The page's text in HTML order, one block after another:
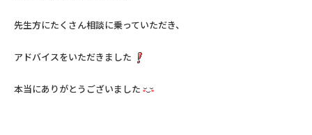
先生方にたくさん相談に乗っていただき、
アドバイスをいただきました
本当にありがとうございました